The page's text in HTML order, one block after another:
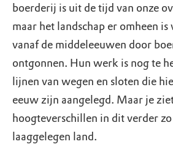
boerderij is uit de tijd van onze
maar het landschap er omheen
vanaf de middeleeuwen door
ontgonnen. Hun werk is nog te
lijnen van wegen en sloten die
eeuw zijn aangelegd. Maar je
hoogteverschillen in dit verder
laaggelegen land.